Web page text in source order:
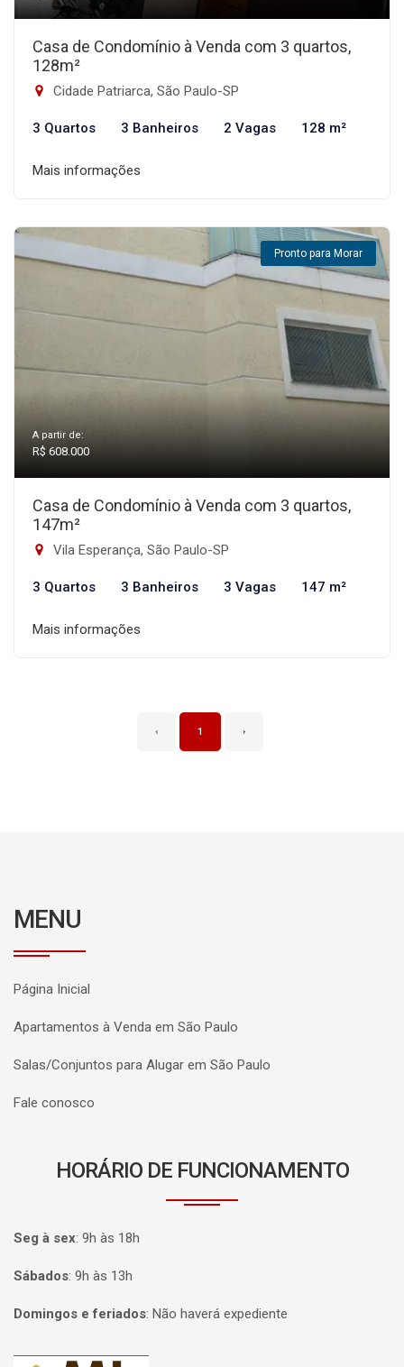
Casa de Condomínio à Venda com 3 quartos,
128m²
Cidade Patriarca, São Paulo-SP
3 Quartos 3 Banheiros 2 Vagas 128 m²
Mais informações
Pronto para Morar
A partir de:
R$ 608.000
Casa de Condomínio à Venda com 3 quartos,
147m²
Vila Esperança, São Paulo-SP
3 Quartos 3 Banheiros 3 Vagas 147 m²
Mais informações
‹ 1 ›
MENU
Página Inicial
Apartamentos à Venda em São Paulo
Salas/Conjuntos para Alugar em São Paulo
Fale conosco
HORÁRIO DE FUNCIONAMENTO
Seg à sex: 9h às 18h
Sábados: 9h às 13h
Domingos e feriados: Não haverá expediente